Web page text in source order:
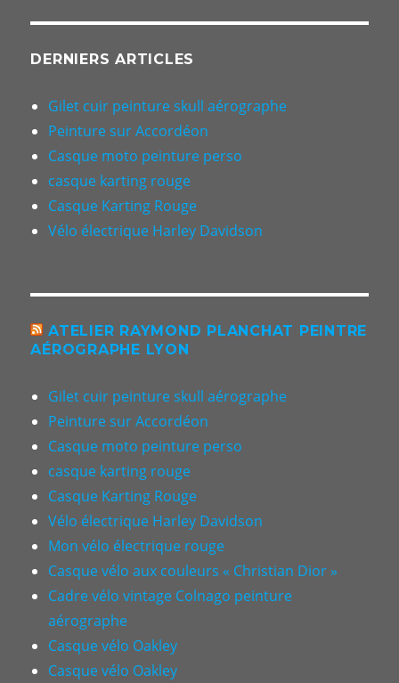
DERNIERS ARTICLES
Gilet cuir peinture skull aérographe
Peinture sur Accordéon
Casque moto peinture perso
casque karting rouge
Casque Karting Rouge
Vélo électrique Harley Davidson
ATELIER RAYMOND PLANCHAT PEINTRE
AÉROGRAPHE LYON
Gilet cuir peinture skull aérographe
Peinture sur Accordéon
Casque moto peinture perso
casque karting rouge
Casque Karting Rouge
Vélo électrique Harley Davidson
Mon vélo électrique rouge
Casque vélo aux couleurs « Christian Dior »
Cadre vélo vintage Colnago peinture
aérographe
Casque vélo Oakley
Casque vélo Oakley